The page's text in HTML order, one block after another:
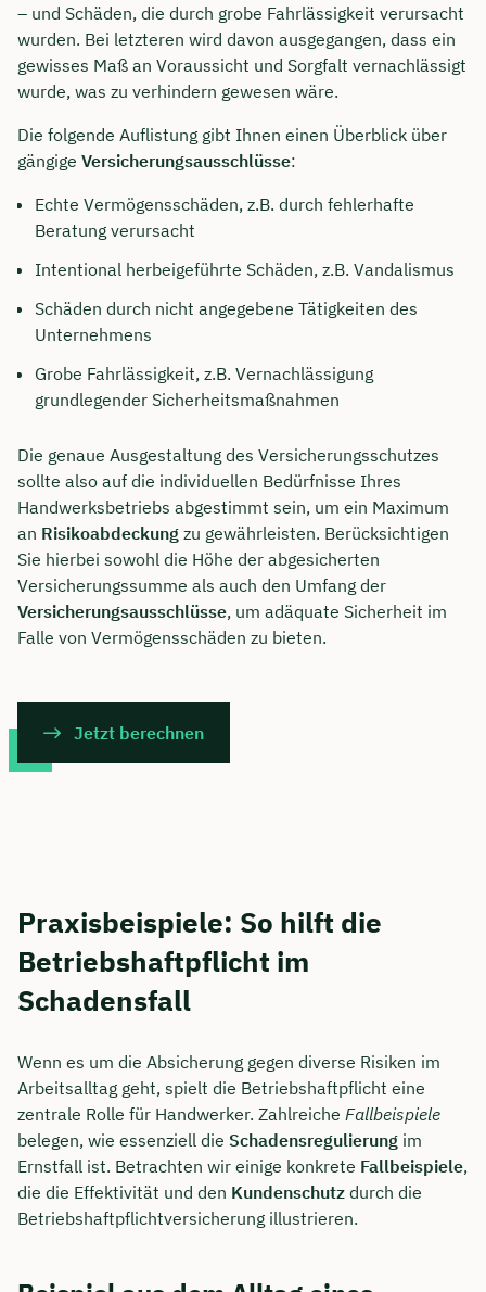
– und Schäden, die durch grobe Fahrlässigkeit verursacht
wurden. Bei letzteren wird davon ausgegangen, dass ein
gewisses Maß an Voraussicht und Sorgfalt vernachlässigt
wurde, was zu verhindern gewesen wäre.
Die folgende Auflistung gibt Ihnen einen Überblick über
gängige Versicherungsausschlüsse:
Echte Vermögensschäden, z.B. durch fehlerhafte
Beratung verursacht
Intentional herbeigeführte Schäden, z.B. Vandalismus
Schäden durch nicht angegebene Tätigkeiten des
Unternehmens
Grobe Fahrlässigkeit, z.B. Vernachlässigung
grundlegender Sicherheitsmaßnahmen
Die genaue Ausgestaltung des Versicherungsschutzes
sollte also auf die individuellen Bedürfnisse Ihres
Handwerksbetriebs abgestimmt sein, um ein Maximum
an Risikoabdeckung zu gewährleisten. Berücksichtigen
Sie hierbei sowohl die Höhe der abgesicherten
Versicherungssumme als auch den Umfang der
Versicherungsausschlüsse, um adäquate Sicherheit im
Falle von Vermögensschäden zu bieten.
Jetzt berechnen
Praxisbeispiele: So hilft die
Betriebshaftpflicht im
Schadensfall
Wenn es um die Absicherung gegen diverse Risiken im
Arbeitsalltag geht, spielt die Betriebshaftpflicht eine
zentrale Rolle für Handwerker. Zahlreiche Fallbeispiele
belegen, wie essenziell die Schadensregulierung im
Ernstfall ist. Betrachten wir einige konkrete Fallbeispiele,
die die Effektivität und den Kundenschutz durch die
Betriebshaftpflichtversicherung illustrieren.